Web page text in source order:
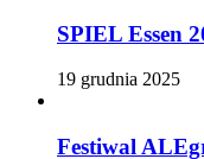
SPIEL Essen
19 grudnia 2025
Festiwal